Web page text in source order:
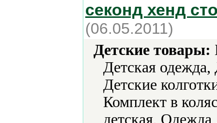
секонд хенд
(06.05.2011)
Детские товары:
Детская
Детские
Комплект в
детская,